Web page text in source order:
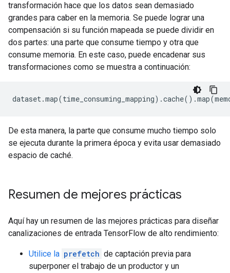
transformación hace que los datos sean demasiado
grandes para caber en la memoria. Se puede lograr una
compensación si su función mapeada se puede dividir en
dos partes: una parte que consume tiempo y otra que
consume memoria. En este caso, puede encadenar sus
transformaciones como se muestra a continuación:
dataset.map(time_consuming_mapping).cache().map(
De esta manera, la parte que consume mucho tiempo solo
se ejecuta durante la primera época y evita usar demasiado
espacio de caché.
Resumen de mejores prácticas
Aquí hay un resumen de las mejores prácticas para diseñar
canalizaciones de entrada TensorFlow de alto rendimiento:
Utilice la prefetch de captación previa para
superponer el trabajo de un productor y un